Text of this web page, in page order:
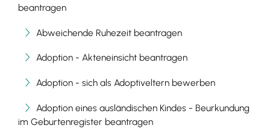
beantragen
Abweichende Ruhezeit beantragen
Adoption - Akteneinsicht beantragen
Adoption - sich als Adoptiveltern bewerben
Adoption eines ausländischen Kindes - Beurkundung
im Geburtenregister beantragen